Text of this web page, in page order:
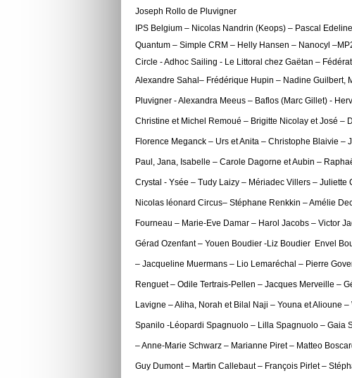
Joseph Rollo de Pluvigner
IPS Belgium – Nicolas Nandrin (Keops) – Pascal
Quantum – Simple CRM – Helly Hansen – Nanocyl
Circle - Adhoc Sailing - Le Littoral chez Gaëtan –
Alexandre Sahal– Frédérique Hupin – Nadine Guilbert,
Pluvigner - Alexandra Meeus – Baflos (Marc Gillet) -
Christine et Michel Remoué – Brigitte Nicolay et José –
Florence Meganck – Urs et Anita – Christophe Blaivie
Paul, Jana, Isabelle – Carole Dagorne et Aubin –
Crystal - Ysée – Tudy Laizy – Mériadec Villers –
Nicolas léonard Circus– Stéphane Renkkin – Amélie
Fourneau – Marie-Eve Damar – Harol Jacobs – Victor
Gérad Ozenfant – Youen Boudier -Liz Boudier Envel
– Jacqueline Muermans – Lio Lemaréchal – Pierre
Renguet – Odile Tertrais-Pellen – Jacques Merveille –
Lavigne – Aliha, Norah et Bilal Naji – Youna et Alioune
Spanilo -Léopardi Spagnuolo – Lilla Spagnuolo – Gaia
– Anne-Marie Schwarz – Marianne Piret – Matteo
Guy Dumont – Martin Callebaut – François Pirlet –